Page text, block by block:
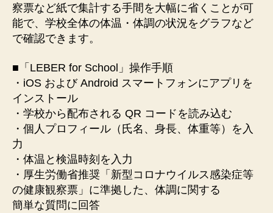
察票など紙で集計する手間を大幅に省くことが可
能で、学校全体の体温・体調の状況をグラフなど
で確認できます。
■「LEBER for School」操作手順
・iOS および Android スマートフォンにアプリを
インストール
・学校から配布される QR コードを読み込む
・個人プロフィール（氏名、身⾧、体重等）を入
力
・体温と検温時刻を入力
・厚生労働省推奨「新型コロナウイルス感染症等
の健康観察票」に準拠した、体調に関する
簡単な質問に回答